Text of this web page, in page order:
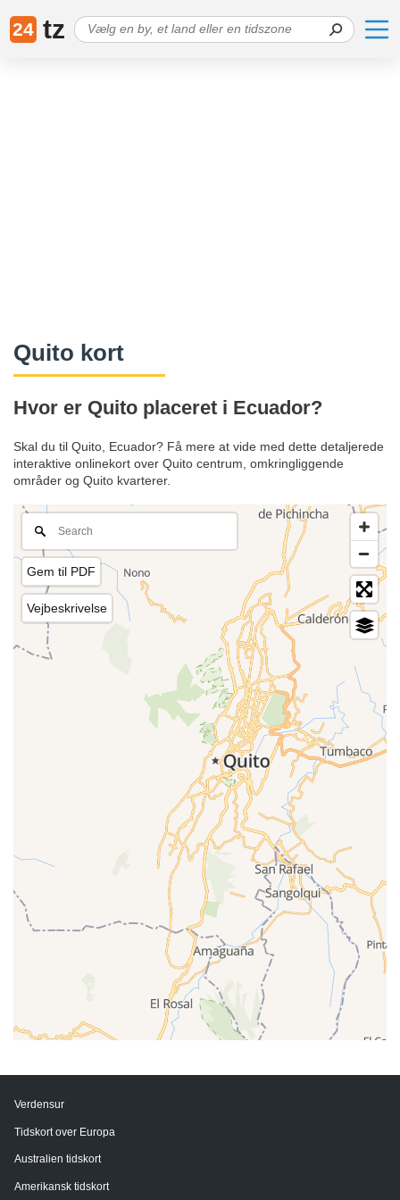
24 tz
Quito kort
Hvor er Quito placeret i Ecuador?
Skal du til Quito, Ecuador? Få mere at vide med dette detaljerede
interaktive onlinekort over Quito centrum, omkringliggende
områder og Quito kvarterer.
Gem til PDF
Vejbeskrivelse
Verdensur
Tidskort over Europa
Australien tidskort
Amerikansk tidskort